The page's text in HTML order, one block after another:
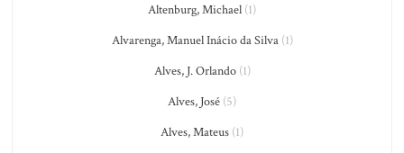
Altenburg, Michael (1)
Alvarenga, Manuel Inácio da Silva(1)
Alves, J. Orlando(1)
Alves, José (5)
Alves, Mateus (1)